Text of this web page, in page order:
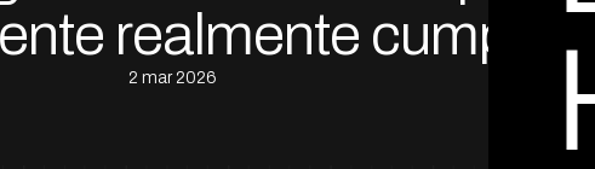
realmente cumpla
2 mar 2026